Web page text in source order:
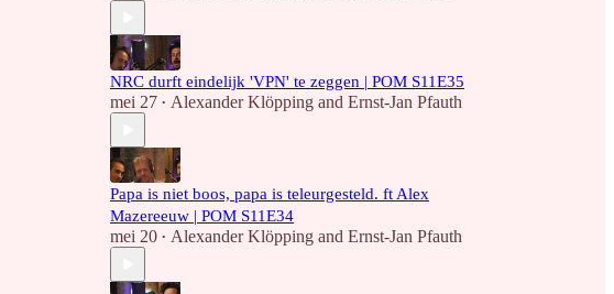
NRC durft eindelijk 'VPN' te zeggen | POM S11E35
mei 27 • Alexander Klöpping and Ernst-Jan Pfauth
Papa is niet boos, papa is teleurgesteld. ft Alex
Mazereeuw | POM S11E34
mei 20 • Alexander Klöpping and Ernst-Jan Pfauth